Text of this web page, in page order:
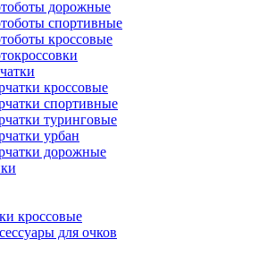
дорожные
спортивные
кроссовые
кроссовые
спортивные
туринговые
урбан
дорожные
кроссовые
для очков